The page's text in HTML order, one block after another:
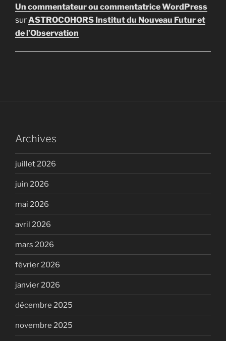
Un commentateur ou commentatrice WordPress
surASTROCOHORS Institut du Nouveau Futur et
de l’Observation
Archives
juillet 2026
juin 2026
mai 2026
avril 2026
mars 2026
février 2026
janvier 2026
décembre 2025
novembre 2025